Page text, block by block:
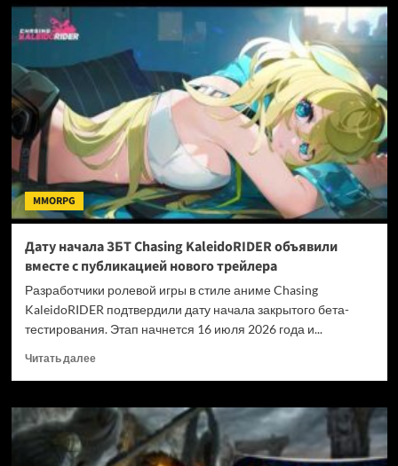
героя
Revival
MMORPG
Дату начала ЗБТ Chasing KaleidoRIDER объявили
вместе с публикацией нового трейлера
Разработчики ролевой игры в стиле аниме Chasing
KaleidoRIDER подтвердили дату начала закрытого бета-
тестирования. Этап начнется 16 июля 2026 года и...
Читать далееПрочитать
Дату
начала
ЗБТ
Chasing